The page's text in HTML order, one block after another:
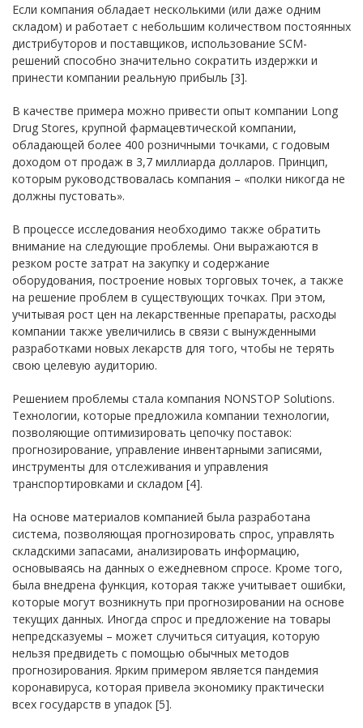
Если компания обладает несколькими (или даже одним
складом) и работает с небольшим количеством постоянных
дистрибуторов и поставщиков, использование SCM-
решений способно значительно сократить издержки и
принести компании реальную прибыль [3].
В качестве примера можно привести опыт компании Long
Drug Stores, крупной фармацевтической компании,
обладающей более 400 розничными точками, с годовым
доходом от продаж в 3,7 миллиарда долларов. Принцип,
которым руководствовалась компания – «полки никогда не
должны пустовать».
В процессе исследования необходимо также обратить
внимание на следующие проблемы. Они выражаются в
резком росте затрат на закупку и содержание
оборудования, построение новых торговых точек, а также
на решение проблем в существующих точках. При этом,
учитывая рост цен на лекарственные препараты, расходы
компании также увеличились в связи с вынужденными
разработками новых лекарств для того, чтобы не терять
свою целевую аудиторию.
Решением проблемы стала компания NONSTOP Solutions.
Технологии, которые предложила компании технологии,
позволяющие оптимизировать цепочку поставок:
прогнозирование, управление инвентарными записями,
инструменты для отслеживания и управления
транспортировками и складом [4].
На основе материалов компанией была разработана
система, позволяющая прогнозировать спрос, управлять
складскими запасами, анализировать информацию,
основываясь на данных о ежедневном спросе. Кроме того,
была внедрена функция, которая также учитывает ошибки,
которые могут возникнуть при прогнозировании на основе
текущих данных. Иногда спрос и предложение на товары
непредсказуемы – может случиться ситуация, которую
нельзя предвидеть с помощью обычных методов
прогнозирования. Ярким примером является пандемия
коронавируса, которая привела экономику практически
всех государств в упадок [5].